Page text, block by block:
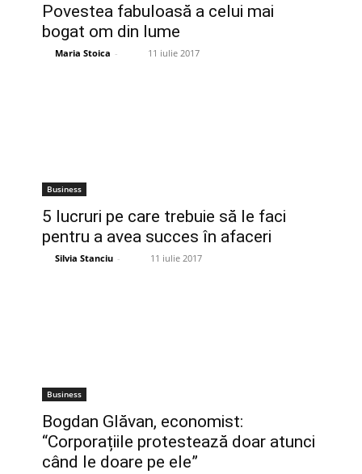
Povestea fabuloasă a celui mai
bogat om din lume
Maria Stoica - 11 iulie 2017
Business
5 lucruri pe care trebuie să le faci
pentru a avea succes în afaceri
Silvia Stanciu - 11 iulie 2017
Business
Bogdan Glăvan, economist:
“Corporațiile protestează doar atunci
când le doare pe ele”